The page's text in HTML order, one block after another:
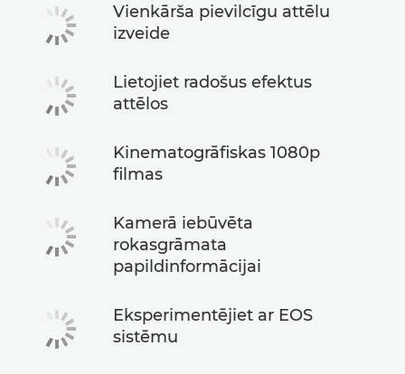
Vienkārša pievilcīgu attēlu
izveide
Lietojiet radošus efektus
attēlos
Kinematogrāfiskas 1080p
filmas
Kamerā iebūvēta
rokasgrāmata
papildinformācijai
Eksperimentējiet ar EOS
sistēmu